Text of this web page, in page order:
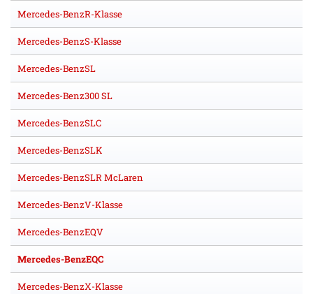
Mercedes-BenzR-Klasse
Mercedes-BenzS-Klasse
Mercedes-BenzSL
Mercedes-Benz300 SL
Mercedes-BenzSLC
Mercedes-BenzSLK
Mercedes-BenzSLR McLaren
Mercedes-BenzV-Klasse
Mercedes-BenzEQV
Mercedes-BenzEQC
Mercedes-BenzX-Klasse